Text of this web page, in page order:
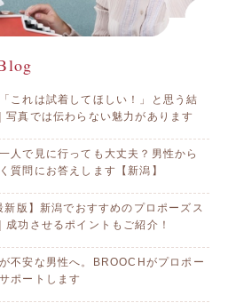
これは試着してほしい！」と思う結
写真では伝わらない魅力があります
人で見に行っても大丈夫？男性から
質問にお答えします【新潟】
新版】新潟でおすすめのプロポーズス
成功させるポイントもご紹介！
不安な男性へ。BROOCHがプロポー
ポートします